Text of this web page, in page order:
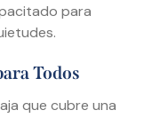
para
Todos
que cubre una